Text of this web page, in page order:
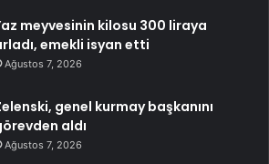
meyvesinin kilosu 300 liraya
emekli isyan etti
Ağustos 7, 2026
genel kurmay başkanını
aldı
Ağustos 7, 2026